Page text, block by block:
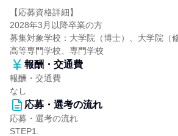
【応募資格詳細】
2028年3月以降卒業の方
募集対象学校：大学院（博士）、大学院（
高等専門学校、専門学校
報酬・交通費
報酬・交通費
なし
応募・選考の流れ
応募・選考の流れ
STEP1.